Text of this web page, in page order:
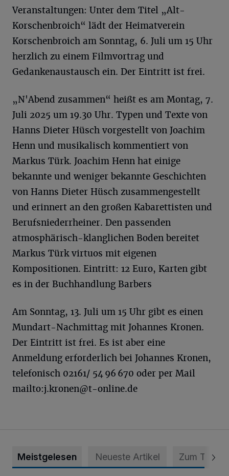
Veranstaltungen: Unter dem Titel „Alt-
Korschenbroich“ lädt der Heimatverein
Korschenbroich am Sonntag, 6. Juli um 15 Uhr
herzlich zu einem Filmvortrag und
Gedankenaustausch ein. Der Eintritt ist frei.
„N'Abend zusammen“ heißt es am Montag, 7.
Juli 2025 um 19.30 Uhr. Typen und Texte von
Hanns Dieter Hüsch vorgestellt von Joachim
Henn und musikalisch kommentiert von
Markus Türk. Joachim Henn hat einige
bekannte und weniger bekannte Geschichten
von Hanns Dieter Hüsch zusammengestellt
und erinnert an den großen Kabarettisten und
Berufsniederrheiner. Den passenden
atmosphärisch-klanglichen Boden bereitet
Markus Türk virtuos mit eigenen
Kompositionen. Eintritt: 12 Euro, Karten gibt
es in der Buchhandlung Barbers
Am Sonntag, 13. Juli um 15 Uhr gibt es einen
Mundart-Nachmittag mit Johannes Kronen.
Der Eintritt ist frei. Es ist aber eine
Anmeldung erforderlich bei Johannes Kronen,
telefonisch 02161/ 54 96 670 oder per Mail
mailto:j.kronen@t-online.de
Meistgelesen Neueste Artikel Zum Thema